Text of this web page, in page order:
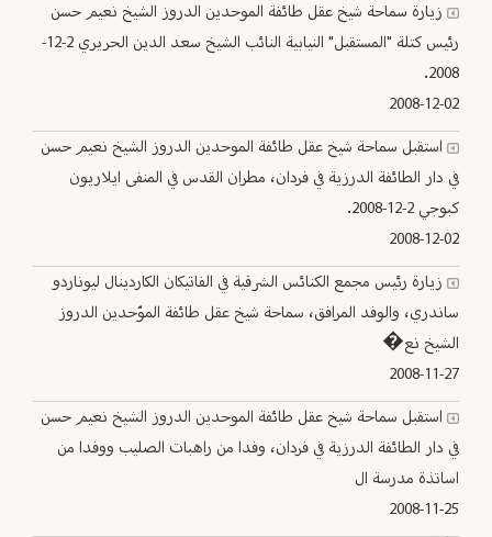
زيارة سماحة شيخ عقل طائفة الموحدين الدروز الشيخ نعيم حسن
رئيس كتلة "المستقبل" النيابية النائب الشيخ سعد الدين الحريري 2-12-
2008.
2008-12-02
استقبل سماحة شيخ عقل طائفة الموحدين الدروز الشيخ نعيم حسن
في دار الطائفة الدرزية في فردان، مطران القدس في المنفى ايلاريون
كبوجي 2-12-2008.
2008-12-02
زيارة رئيس مجمع الكنائس الشرقية في الفاتيكان الكاردينال ليوناردو
ساندري، والوفد المرافق، سماحة شيخ عقل طائفة الموّحدين الدروز
الشيخ نع�
2008-11-27
استقبل سماحة شيخ عقل طائفة الموحدين الدروز الشيخ نعيم حسن
في دار الطائفة الدرزية في فردان، وفدا من راهبات الصليب ووفدا من
اساتذة مدرسة ال
2008-11-25